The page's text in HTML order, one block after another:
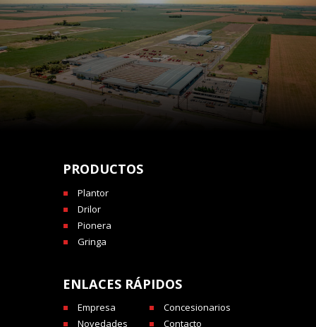
PRODUCTOS
Plantor
Drilor
Pionera
Gringa
ENLACES RÁPIDOS
Empresa
Concesionarios
Novedades
Contacto